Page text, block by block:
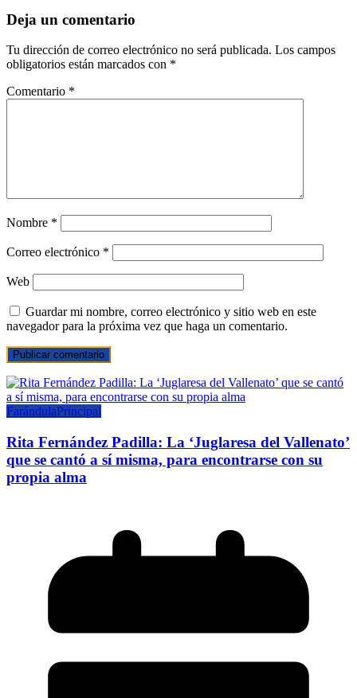
Deja un comentario
Tu dirección de correo electrónico no será publicada. Los campos
obligatorios están marcados con *
Comentario *
Nombre *
Correo electrónico *
Web
Guardar mi nombre, correo electrónico y sitio web en este
navegador para la próxima vez que haga un comentario.
FarándulaPrincipal
Rita Fernández Padilla: La ‘Juglaresa del Vallenato’
que se cantó a sí misma, para encontrarse con su
propia alma